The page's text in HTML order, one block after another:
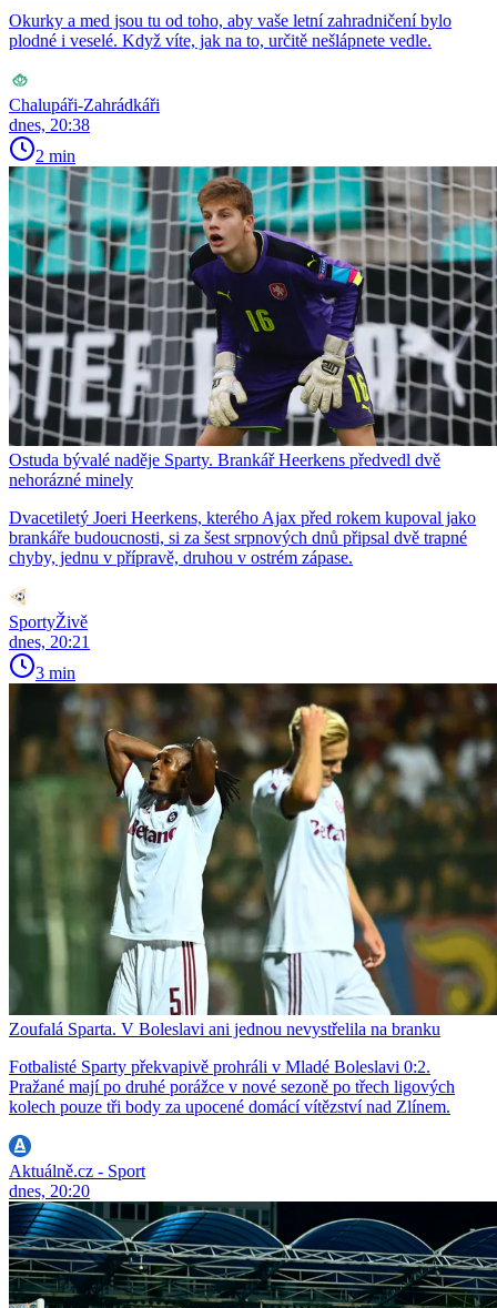
Okurky a med jsou tu od toho, aby vaše letní zahradničení bylo
plodné i veselé. Když víte, jak na to, určitě nešlápnete vedle.
Chalupáři-Zahrádkáři
dnes, 20:38
2 min
Ostuda bývalé naděje Sparty. Brankář Heerkens předvedl dvě
nehorázné minely
Dvacetiletý Joeri Heerkens, kterého Ajax před rokem kupoval jako
brankáře budoucnosti, si za šest srpnových dnů připsal dvě trapné
chyby, jednu v přípravě, druhou v ostrém zápase.
SportyŽivě
dnes, 20:21
3 min
Zoufalá Sparta. V Boleslavi ani jednou nevystřelila na branku
Fotbalisté Sparty překvapivě prohráli v Mladé Boleslavi 0:2.
Pražané mají po druhé porážce v nové sezoně po třech ligových
kolech pouze tři body za upocené domácí vítězství nad Zlínem.
Aktuálně.cz - Sport
dnes, 20:20